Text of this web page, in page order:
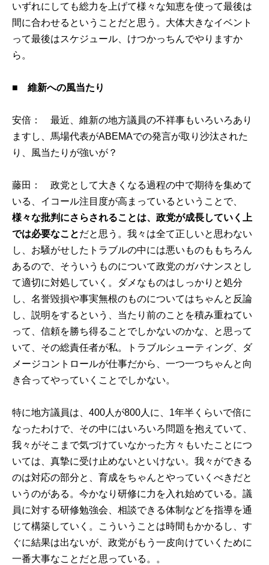
いずれにしても総力を上げて様々な知恵を使って最後は
間に合わせるということだと思う。大体大きなイベント
って最後はスケジュール、けつかっちんでやりますか
ら。
■維新への風当たり
安倍： 最近、維新の地方議員の不祥事もいろいろあり
ますし、馬場代表がABEMAでの発言が取り沙汰された
り、風当たりが強いが？
藤田： 政党として大きくなる過程の中で期待を集めて
いる、イコール注目度が高まっているということで、
様々な批判にさらされることは、政党が成長していく上
では必要なことだと思う。我々は全て正しいと思わない
し、お騒がせしたトラブルの中には悪いものももちろん
あるので、そういうものについて政党のガバナンスとし
て適切に対処していく。ダメなものはしっかりと処分
し、名誉毀損や事実無根のものについてはちゃんと反論
し、説明をするという、当たり前のことを積み重ねてい
って、信頼を勝ち得ることでしかないのかな、と思って
いて、その総責任者が私。トラブルシューティング、ダ
メージコントロールが仕事だから、一つ一つちゃんと向
き合ってやっていくことでしかない。
特に地方議員は、400人が800人に、1年半くらいで倍に
なったわけで、その中にはいろいろ問題を抱えていて、
我々がそこまで気づけていなかった方々もいたことにつ
いては、真摯に受け止めないといけない。我々ができる
のは対応の部分と、育成をちゃんとやっていくべきだと
いうのがある。今かなり研修に力を入れ始めている。議
員に対する研修勉強会、相談できる体制などを指導を通
じて構築していく。こういうことは時間もかかるし、す
ぐに結果は出ないが、政党がもう一皮向けていくために
一番大事なことだと思っている。。